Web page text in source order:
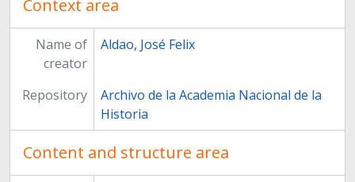
Context area
Name of
creator
Aldao, José Felix
Repository
Archivo de la Academia Nacional de la
Historia
Content and structure area